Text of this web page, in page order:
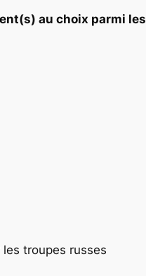
au choix parmi les
troupes russes